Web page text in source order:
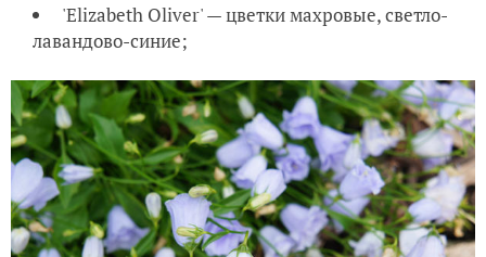
'Elizabeth Oliver' — цветки махровые, светло-
лавандово-синие;